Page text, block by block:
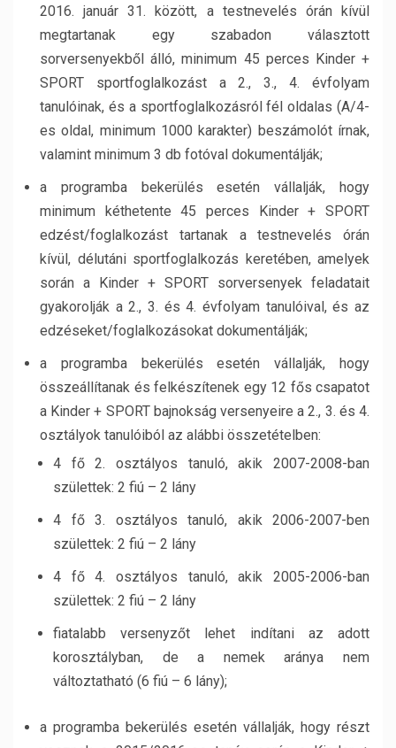
2016. január 31. között, a testnevelés órán kívül
megtartanak egy szabadon választott
sorversenyekből álló, minimum 45 perces Kinder +
SPORT sportfoglalkozást a 2., 3., 4. évfolyam
tanulóinak, és a sportfoglalkozásról fél oldalas (A/4-
es oldal, minimum 1000 karakter) beszámolót írnak,
valamint minimum 3 db fotóval dokumentálják;
a programba bekerülés esetén vállalják, hogy
minimum kéthetente 45 perces Kinder + SPORT
edzést/foglalkozást tartanak a testnevelés órán
kívül, délutáni sportfoglalkozás keretében, amelyek
során a Kinder + SPORT sorversenyek feladatait
gyakorolják a 2., 3. és 4. évfolyam tanulóival, és az
edzéseket/foglalkozásokat dokumentálják;
a programba bekerülés esetén vállalják, hogy
összeállítanak és felkészítenek egy 12 fős csapatot
a Kinder + SPORT bajnokság versenyeire a 2., 3. és 4.
osztályok tanulóiból az alábbi összetételben:
4 fő 2. osztályos tanuló, akik 2007-2008-ban
születtek: 2 fiú – 2 lány
4 fő 3. osztályos tanuló, akik 2006-2007-ben
születtek: 2 fiú – 2 lány
4 fő 4. osztályos tanuló, akik 2005-2006-ban
születtek: 2 fiú – 2 lány
fiatalabb versenyzőt lehet indítani az adott
korosztályban, de a nemek aránya nem
változtatható (6 fiú – 6 lány);
a programba bekerülés esetén vállalják, hogy részt